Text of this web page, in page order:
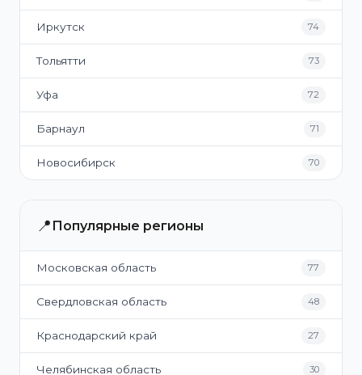
Иркутск 74
Тольятти 73
Уфа 72
Барнаул 71
Новосибирск 70
📍 Популярные регионы
Московская область 77
Свердловская область 48
Краснодарский край 27
Челябинская область 30